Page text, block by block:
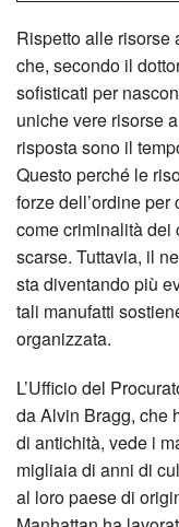
Rispetto alle
che, secondo il
sofisticati per
uniche vere risorse
risposta sono il
Questo perché le
forze dell’ordine
come criminalità dei
scarse. Tuttavia, il
sta diventando più
tali manufatti
organizzata.
L’Ufficio del
da Alvin Bragg, che
di antichità, vede i
migliaia di anni di
al loro paese di